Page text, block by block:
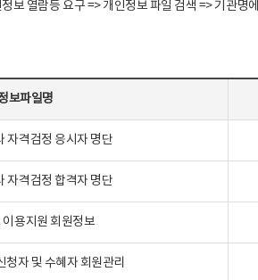
열람등 요구 => 개인정보 파일 검색 => 기관명
보파일명
자격검정 응시자 명단
자격검정 합격자 명단
이용지원 회원정보
청자 및 수혜자 회원관리